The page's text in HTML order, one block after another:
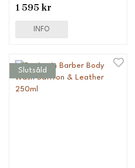
1 595 kr
INFO
Slutsåld